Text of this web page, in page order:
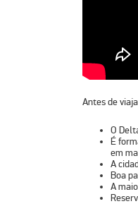
Antes de
O
É
em
A
Boa
A